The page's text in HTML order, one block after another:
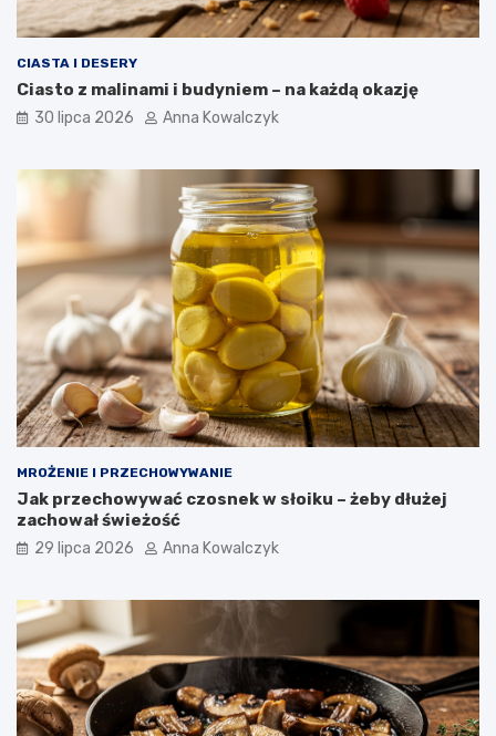
CIASTA I DESERY
Ciasto z malinami i budyniem – na każdą okazję
30 lipca 2026 Anna Kowalczyk
MROŻENIE I PRZECHOWYWANIE
Jak przechowywać czosnek w słoiku – żeby dłużej
zachował świeżość
29 lipca 2026 Anna Kowalczyk